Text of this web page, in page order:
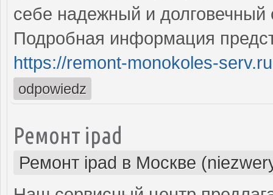
себе надежный и долговечный
Подробная информация
https://remont-monokoles-serv.ru
odpowiedz
Ремонт ipad
Ремонт ipad в Москве